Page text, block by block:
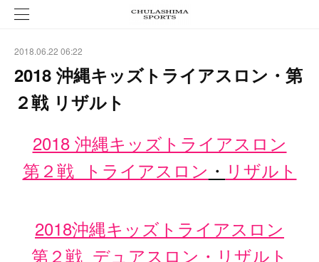
2018.06.22 06:22
2018 沖縄キッズトライアスロン・第
２戦 リザルト
2018 沖縄キッズトライアスロン
第２戦 トライアスロン ・ リザルト
2018沖縄キッズトライアスロン
第２戦 デュアスロン・リザルト